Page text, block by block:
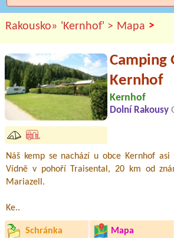
Rakousko» 'Kernhof' > Mapa >
Camping
Kernhof
Kernhof
Dolní Rakousy
Náš kemp se nachází u obce Kernhof asi
Vídně v pohoří Traisental, 20 km od
Mariazell.
Ke..
Schránka Mapa